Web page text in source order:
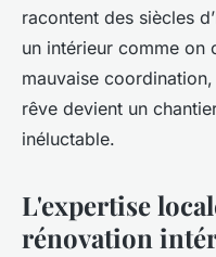
racontent des siècles
un intérieur comme on
mauvaise
rêve devient un
inéluctable.
L'expertise
rénovation